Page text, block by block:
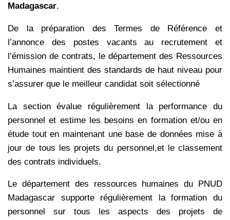
Madagascar.
De la préparation des Termes de Référence et
l’annonce des postes vacants au recrutement et
l’émission de contrats, le département des Ressources
Humaines maintient des standards de haut niveau pour
s’assurer que le meilleur candidat soit sélectionné
La section évalue régulièrement la performance du
personnel et estime les besoins en formation et/ou en
étude tout en maintenant une base de données mise à
jour de tous les projets du personnel,et le classement
des contrats individuels.
Le département des ressources humaines du PNUD
Madagascar supporte régulièrement la formation du
personnel sur tous les aspects des projets de